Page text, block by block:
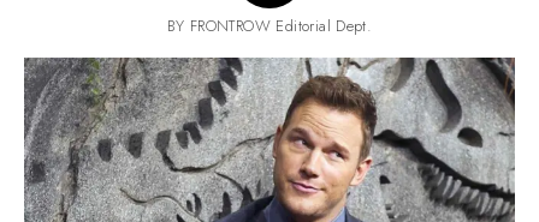
BY FRONTROW Editorial Dept.